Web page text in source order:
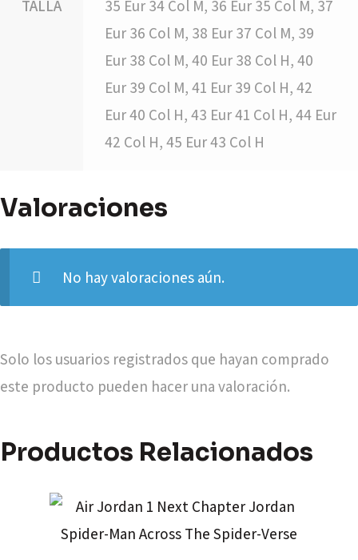
TALLA
35 Eur 34 Col M, 36 Eur 35 Col M, 37
Eur 36 Col M, 38 Eur 37 Col M, 39
Eur 38 Col M, 40 Eur 38 Col H, 40
Eur 39 Col M, 41 Eur 39 Col H, 42
Eur 40 Col H, 43 Eur 41 Col H, 44 Eur
42 Col H, 45 Eur 43 Col H
Valoraciones
No hay valoraciones aún.
Solo los usuarios registrados que hayan comprado
este producto pueden hacer una valoración.
Productos Relacionados